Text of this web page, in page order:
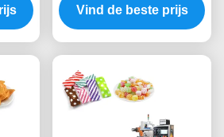
Blister Machine 220v
Vind de beste prijs